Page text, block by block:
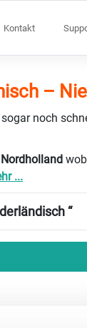
Kontakt
–
noch
...
“